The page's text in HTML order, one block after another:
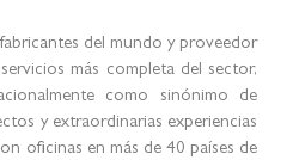
del mundo y proveedor
más completa del sector,
como sinónimo de
y extraordinarias experiencias
oficinas en más de 40 países de